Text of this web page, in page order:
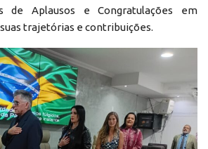
de Aplausos e Congratulações em
trajetórias e contribuições.